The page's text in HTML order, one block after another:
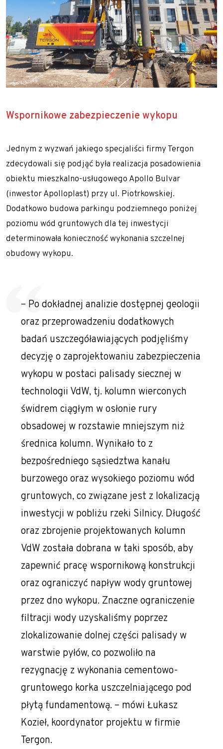
Wspornikowe zabezpieczenie wykopu
Jednym z wyzwań jakiego specjaliści firmy Tergon
zdecydowali się podjąć była realizacja posadowienia
obiektu mieszkalno-usługowego Apollo Bulvar
(inwestorApolloplast) przy ul. Piotrkowskiej.
Dodatkowo budowa parkingu podziemnego poniżej
poziomu wód gruntowych dla tej inwestycji
determinowała konieczność wykonania szczelnej
obudowy wykopu.
– Po dokładnej analizie dostępnej geologii
oraz przeprowadzeniu dodatkowych
badań uszczegóławiających podjęliśmy
decyzję o zaprojektowaniu zabezpieczenia
wykopu w postaci palisady siecznej w
technologii VdW, tj. kolumn wierconych
świdrem ciągłym w osłonie rury
obsadowej w rozstawie mniejszym niż
średnica kolumn. Wynikało to z
bezpośredniego sąsiedztwa kanału
burzowego oraz wysokiego poziomu wód
gruntowych, co związane jest z lokalizacją
inwestycji w pobliżu rzeki Silnicy. Długość
oraz zbrojenie projektowanych kolumn
VdW została dobrana w taki sposób, aby
zapewnić pracę wspornikową konstrukcji
oraz ograniczyć napływ wody gruntowej
przez dno wykopu. Znaczne ograniczenie
filtracji wody uzyskaliśmy poprzez
zlokalizowanie dolnej części palisady w
warstwie pyłów, co pozwoliło na
rezygnację z wykonania cementowo-
gruntowego korka uszczelniającego pod
płytą fundamentową. – mówi Łukasz
Kozieł, koordynator projektu w firmie
Tergon.